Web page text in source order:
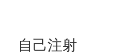
自己注射